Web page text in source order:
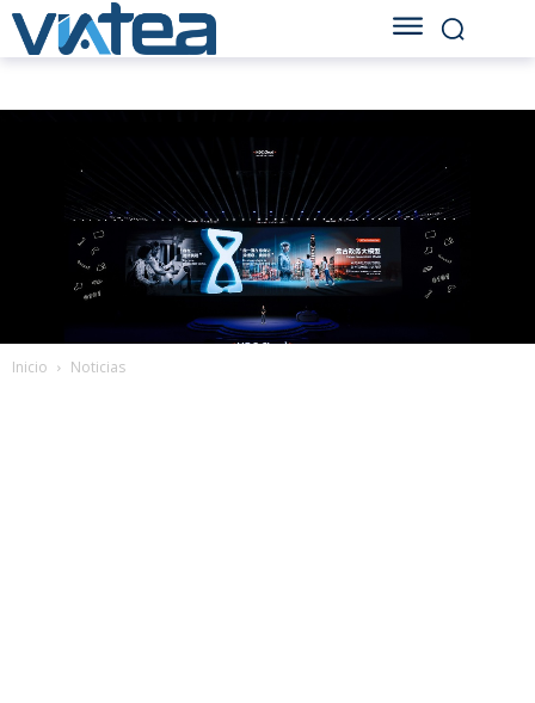
Inicio Noticias